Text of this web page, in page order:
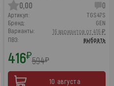
0,00
0
Артикул:
TGS47S
Бренд:
GEN
Варианты:
16 вариантов от 416 ₽
ПВЗ:
выбрать
416₽594₽
10 августа